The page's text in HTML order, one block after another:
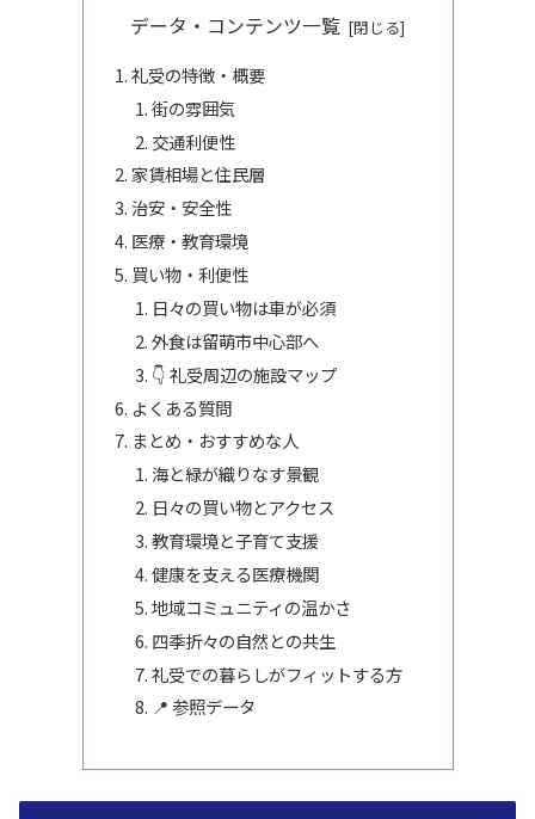
データ・コンテンツ一覧
礼受の特徴・概要
街の雰囲気
交通利便性
家賃相場と住民層
治安・安全性
医療・教育環境
買い物・利便性
日々の買い物は車が必須
外食は留萌市中心部へ
👇 礼受周辺の施設マップ
よくある質問
まとめ・おすすめな人
海と緑が織りなす景観
日々の買い物とアクセス
教育環境と子育て支援
健康を支える医療機関
地域コミュニティの温かさ
四季折々の自然との共生
礼受での暮らしがフィットする方
📍 参照データ